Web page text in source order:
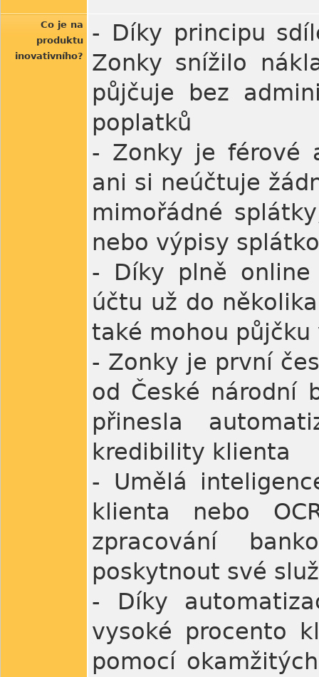
Co je na
produktu
inovativního?
- Díky principu
Zonky snížilo
půjčuje bez
poplatků
- Zonky je férové
ani si neúčtuje
mimořádné
nebo výpisy
- Díky plně
účtu už do
také mohou
- Zonky je první
od České národní
přinesla
kredibility klienta
- Umělá
klienta nebo
zpracování
poskytnout své
- Díky
vysoké procento
pomocí